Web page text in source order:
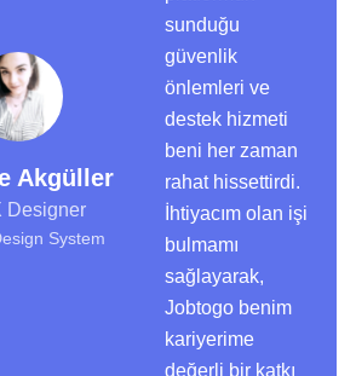
Akgüller
Designer
System
sunduğu
güvenlik
önlemleri ve
destek hizmeti
beni her zaman
rahat hissettirdi.
İhtiyacım olan işi
bulmamı
sağlayarak,
Jobtogo benim
kariyerime
değerli bir katkı